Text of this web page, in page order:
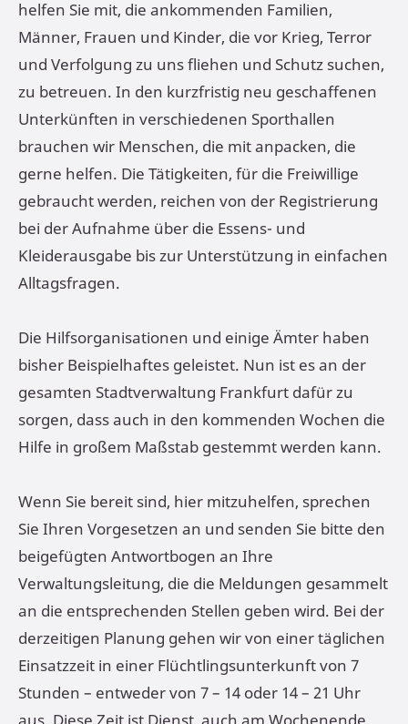
helfen Sie mit, die ankommenden Familien,
Männer, Frauen und Kinder, die vor Krieg, Terror
und Verfolgung zu uns fliehen und Schutz suchen,
zu betreuen. In den kurzfristig neu geschaffenen
Unterkünften in verschiedenen Sporthallen
brauchen wir Menschen, die mit anpacken, die
gerne helfen. Die Tätigkeiten, für die Freiwillige
gebraucht werden, reichen von der Registrierung
bei der Aufnahme über die Essens- und
Kleiderausgabe bis zur Unterstützung in einfachen
Alltagsfragen.
Die Hilfsorganisationen und einige Ämter haben
bisher Beispielhaftes geleistet. Nun ist es an der
gesamten Stadtverwaltung Frankfurt dafür zu
sorgen, dass auch in den kommenden Wochen die
Hilfe in großem Maßstab gestemmt werden kann.
Wenn Sie bereit sind, hier mitzuhelfen, sprechen
Sie Ihren Vorgesetzen an und senden Sie bitte den
beigefügten Antwortbogen an Ihre
Verwaltungsleitung, die die Meldungen gesammelt
an die entsprechenden Stellen geben wird. Bei der
derzeitigen Planung gehen wir von einer täglichen
Einsatzzeit in einer Flüchtlingsunterkunft von 7
Stunden – entweder von 7 – 14 oder 14 – 21 Uhr